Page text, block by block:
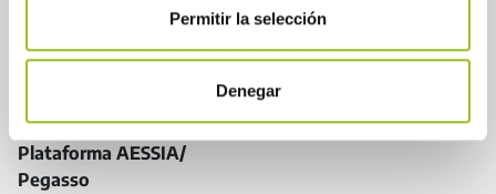
Permitir la selección
Denegar
Cartas de Calidad de
AESSIA
Guías
Directorio de profesionales
Plataforma AESSIA/
Pegasso